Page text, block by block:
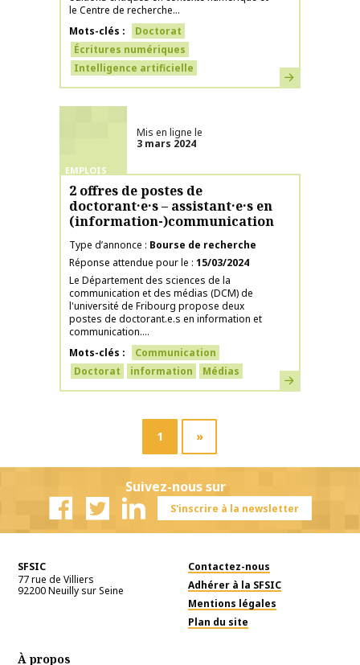
le Centre de recherche...
Mots-clés
Doctorat
Écritures numériques
Intelligence artificielle
En savoir plus
EMPLOIS
Mis en ligne le
3 mars 2024
2 offres de postes de
doctorant·e·s – assistant·e·s en
(information-)communication
Type d’annonce
Bourse de recherche
Réponse attendue pour le 15/03/2024
Le Département des sciences de la
communication et des médias (DCM) de
l'université de Fribourg propose deux
postes de doctorant.e.s en information et
communication....
Mots-clés
Communication
Doctorat
information Médias En savoir plus
1 »
Suivez-nous sur
S'inscrire à la newsletter
SFSIC
77 rue de Villiers
92200Neuilly sur Seine
Contactez-nous
Adhérer à la SFSIC
Mentions légales
Plan du site
À propos